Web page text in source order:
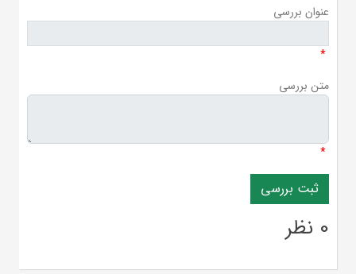
عنوان بررسی
*
متن بررسی
*
0 نظر